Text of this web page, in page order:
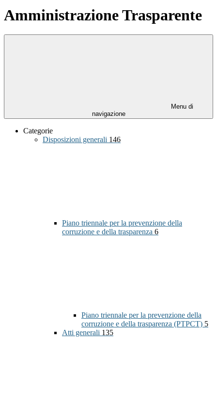
Amministrazione Trasparente
Menu di
navigazione
Categorie
Disposizioni generali 146
Piano triennale per la prevenzione della
corruzione e della trasparenza 6
Piano triennale per la prevenzione della
corruzione e della trasparenza (PTPCT) 5
Atti generali 135